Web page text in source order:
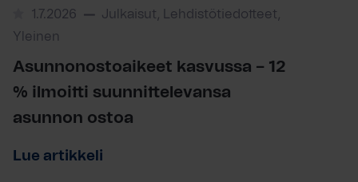
1.7.2026
Julkaisut, Lehdistötiedotteet,
Yleinen
Asunnonostoaikeet kasvussa – 12
% ilmoitti suunnittelevansa
asunnon ostoa
Lue artikkeli